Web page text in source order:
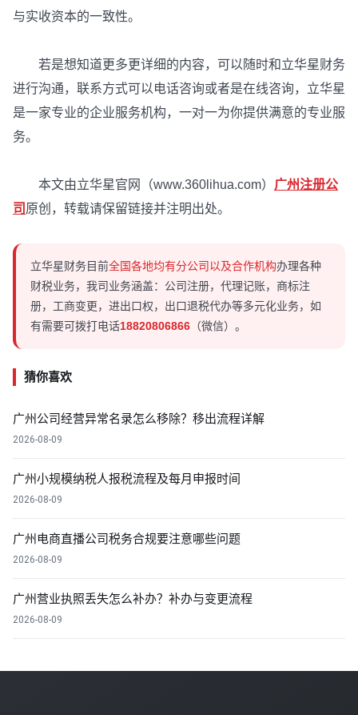
与实收资本的一致性。
若是想知道更多更详细的内容，可以随时和立华星财务
进行沟通，联系方式可以电话咨询或者是在线咨询，立华星
是一家专业的企业服务机构，一对一为你提供满意的专业服
务。
本文由立华星官网（www.360lihua.com） 广州注册公
司 原创，转载请保留链接并注明出处。
立华星财务目前全国各地均有分公司以及合作机构办理各种
财税业务，我司业务涵盖：公司注册，代理记账，商标注
册，工商变更，进出口权，出口退税代办等多元化业务，如
有需要可拨打电话18820806866 （微信）。
猜你喜欢
广州公司经营异常名录怎么移除？移出流程详解
2026-08-09
广州小规模纳税人报税流程及每月申报时间
2026-08-09
广州电商直播公司税务合规要注意哪些问题
2026-08-09
广州营业执照丢失怎么补办？补办与变更流程
2026-08-09